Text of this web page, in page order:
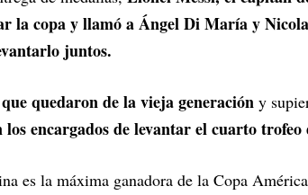
la copa y llamó a Ángel Di María y
juntos.
quedaron de la vieja generación y
los encargados de levantar el cuarto trofeo
es la máxima ganadora de la Copa